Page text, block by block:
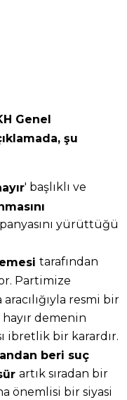
Genel
şu
' başlıklı ve
yürüttüğü
tarafından
Partimize
resmi bir
hayır demenin
ibretlik bir karardır.
beri suç
artık sıradan bir
önemlisi bir siyasi